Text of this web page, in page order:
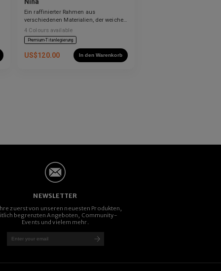
Nina
Ein raffinierter Rahmen aus
verschiedenen Materialien, der weiche
Kurven mit klaren Linien ausbalanciert.
4 Colours available
Premium-Titanlegierung
US$120.00 In den Warenkorb
NEWSLETTER
zuerst von unseren neuesten Produkten,
begrenzten Angeboten, Community-
Events und vielem mehr.